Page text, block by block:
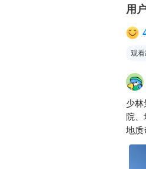
嵩
用
观
少林
院
地质